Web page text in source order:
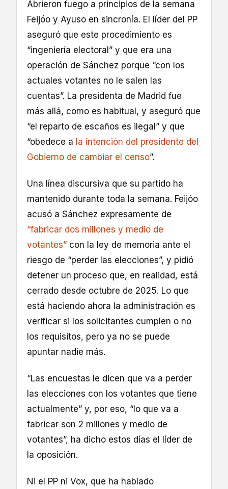
Abrieron fuego a principios de la semana
Feijóo y Ayuso en sincronía. El líder del PP
aseguró que este procedimiento es
“ingeniería electoral” y que era una
operación de Sánchez porque “con los
actuales votantes no le salen las
cuentas”. La presidenta de Madrid fue
más allá, como es habitual, y aseguró que
“el reparto de escaños es ilegal” y que
“obedece a la intención del presidente del
Gobierno de cambiar el censo”.
Una línea discursiva que su partido ha
mantenido durante toda la semana. Feijóo
acusó a Sánchez expresamente de
“fabricar dos millones y medio de
votantes” con la ley de memoria ante el
riesgo de “perder las elecciones”, y pidió
detener un proceso que, en realidad, está
cerrado desde octubre de 2025. Lo que
está haciendo ahora la administración es
verificar si los solicitantes cumplen o no
los requisitos, pero ya no se puede
apuntar nadie más.
“Las encuestas le dicen que va a perder
las elecciones con los votantes que tiene
actualmente” y, por eso, “lo que va a
fabricar son 2 millones y medio de
votantes”, ha dicho estos días el líder de
la oposición.
Ni el PP ni Vox, que ha hablado